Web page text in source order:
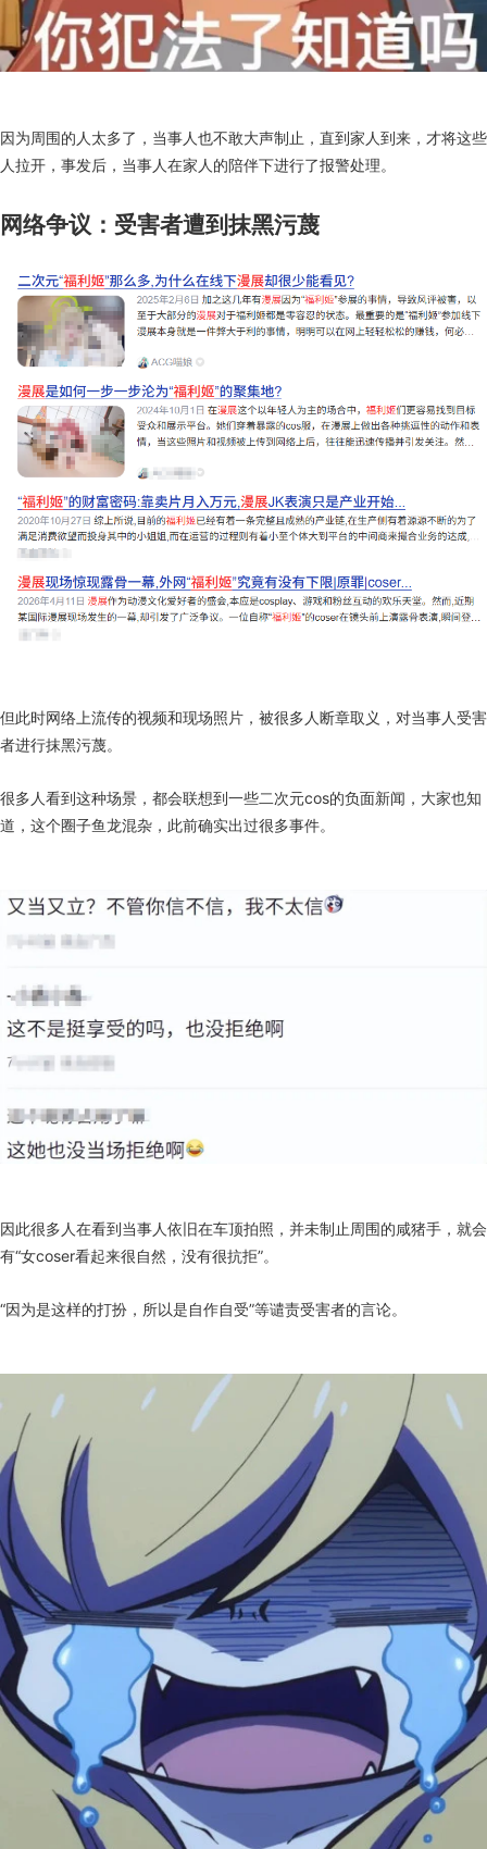
因为周围的人太多了，当事人也不敢大声制止，直到家人到来，才将这些
人拉开，事发后，当事人在家人的陪伴下进行了报警处理。
网络争议：受害者遭到抹黑污蔑
但此时网络上流传的视频和现场照片，被很多人断章取义，对当事人受害
者进行抹黑污蔑。
很多人看到这种场景，都会联想到一些二次元cos的负面新闻，大家也知
道，这个圈子鱼龙混杂，此前确实出过很多事件。
因此很多人在看到当事人依旧在车顶拍照，并未制止周围的咸猪手，就会
有“女coser看起来很自然，没有很抗拒”。
“因为是这样的打扮，所以是自作自受”等谴责受害者的言论。